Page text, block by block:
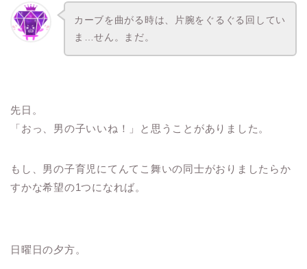
カーブを曲がる時は、片腕をぐるぐる回してい
ま…せん。まだ。
先日。
「おっ、男の子いいね！」と思うことがありました。
もし、男の子育児にてんてこ舞いの同士がおりましたらか
すかな希望の1つになれば。
日曜日の夕方。